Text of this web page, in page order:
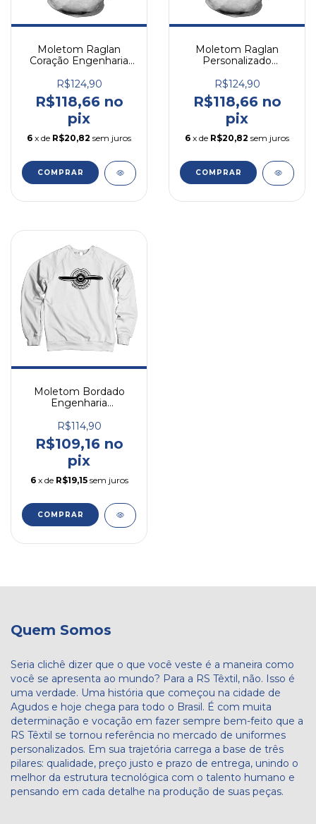
Moletom Raglan
Coração Engenharia
R$124,90
R$118,66 no
pix
6 x de R$20,82 sem juros
COMPRAR
Moletom Raglan
Personalizado
Aeronáutica
R$124,90
R$118,66 no
pix
6 x de R$20,82 sem juros
COMPRAR
Moletom Bordado
Engenharia
R$114,90
R$109,16 no
pix
6 x de R$19,15 sem juros
COMPRAR
Quem Somos
Seria clichê dizer que o que você veste é a maneira como
você se apresenta ao mundo? Para a RS Têxtil, não. Isso é
uma verdade. Uma história que começou na cidade de
Agudos e hoje chega para todo o Brasil. É com muita
determinação e vocação em fazer sempre bem-feito que a
RS Têxtil se tornou referência no mercado de uniformes
personalizados. Em sua trajetória carrega a base de três
pilares: qualidade, preço justo e prazo de entrega, unindo o
melhor da estrutura tecnológica com o talento humano e
pensando em cada detalhe na produção de suas peças.